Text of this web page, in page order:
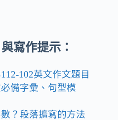
寫作提示：
102英文作文題目
備字彙、句型模
？段落擴寫的方法